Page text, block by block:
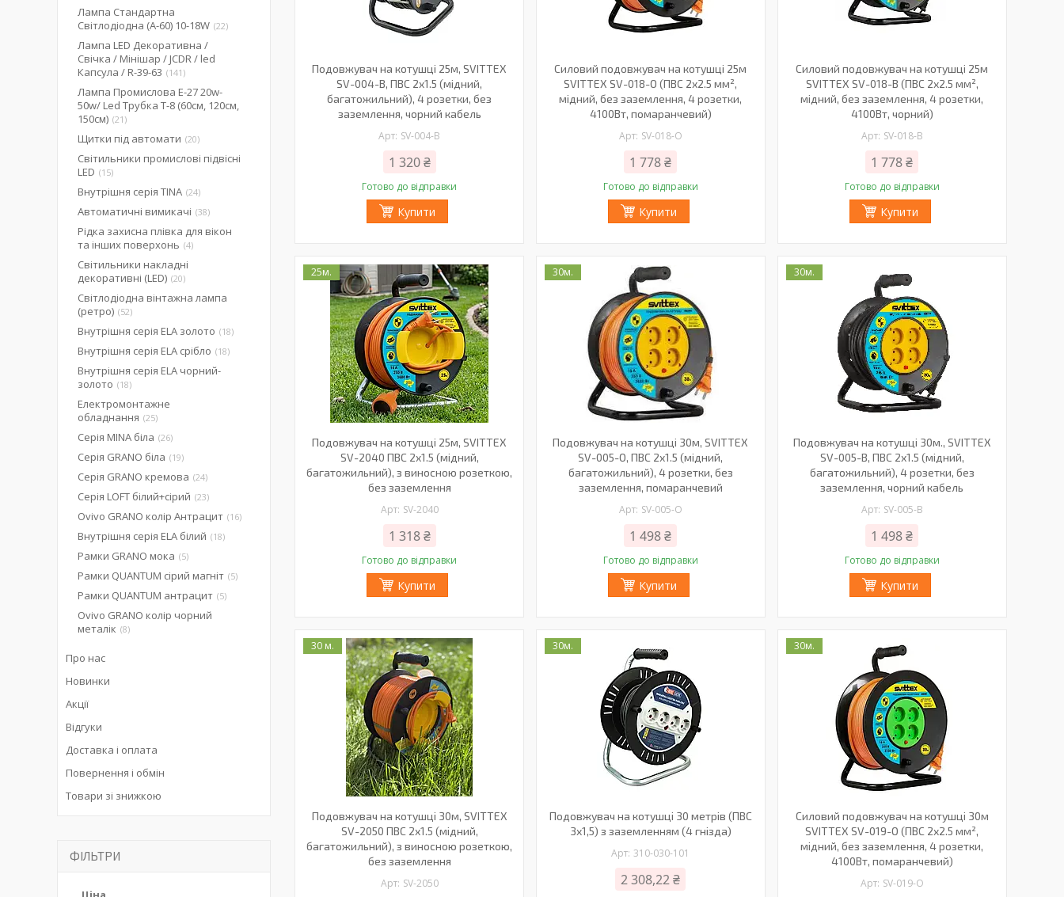
Подовжувач на котушці 25м, SVITTEX
SV-004-B, ПВС 2х1.5 (мідний,
багатожильний), 4 розетки, без
заземлення, чорний кабель
SV-004-В
1 320 ₴
Готово до відправки
Купити
Силовий подовжувач на котушці 25м
SVITTEX SV-018-О (ПВС 2х2.5 мм²,
мідний, без заземлення, 4 розетки,
4100Вт, помаранчевий)
SV-018-О
1 778 ₴
Готово до відправки
Купити
Силовий подовжувач на котушці 25м
SVITTEX SV-018-B (ПВС 2х2.5 мм²,
мідний, без заземлення, 4 розетки,
4100Вт, чорний)
SV-018-B
1 778 ₴
Готово до відправки
Купити
25м.
Подовжувач на котушці 25м, SVITTEX
SV-2040 ПВС 2х1.5 (мідний,
багатожильний), з виносною розеткою,
без заземлення
SV-2040
1 318 ₴
Готово до відправки
Купити
30м.
Подовжувач на котушці 30м, SVITTEX
SV-005-О, ПВС 2х1.5 (мідний,
багатожильний), 4 розетки, без
заземлення, помаранчевий
SV-005-O
1 498 ₴
Готово до відправки
Купити
30м.
Подовжувач на котушці 30м., SVITTEX
SV-005-B, ПВС 2х1.5 (мідний,
багатожильний), 4 розетки, без
заземлення, чорний кабель
SV-005-В
1 498 ₴
Готово до відправки
Купити
30 м.
Подовжувач на котушці 30м, SVITTEX
SV-2050 ПВС 2х1.5 (мідний,
багатожильний), з виносною розеткою,
без заземлення
SV-2050
30м.
Подовжувач на котушці 30 метрів (ПВС
3х1,5) з заземленням (4 гнізда)
310-030-101
2 308,22 ₴
30м.
Силовий подовжувач на котушці 30м
SVITTEX SV-019-О (ПВС 2х2.5 мм²,
мідний, без заземлення, 4 розетки,
4100Вт, помаранчевий)
SV-019-О
Лампа Стандартна
Світлодіодна (А-60) 10-18W 22
Лампа LED Декоративна /
Свічка / Мінішар / JCDR / led
Капсула / R-39-63
141
Лампа Промислова Е-27 20w-
50w/ Led Трубка Т-8 (60см, 120см,
150см) 21
Щитки під автомати 20
Світильники промислові підвісні
LED
15
Внутрішня серія TINA 24
Автоматичні вимикачі 38
Рідка захисна плівка для вікон
та інших поверхонь 4
Світильники накладні
декоративні (LED) 20
Світлодіодна вінтажна лампа
(ретро) 52
Внутрішня серія ELA золото 18
Внутрішня серія ELA срібло 18
Внутрішня серія ELA чорний-
золото
18
Електромонтажне
обладнання 25
Серія MINA біла 26
Серія GRANO біла 19
Серія GRANO кремова 24
Серія LOFT білий+сірий 23
Ovivo GRANO колір Антрацит 16
Внутрішня серія ELA білий 18
Рамки GRANO мока 5
Рамки QUANTUM сірий магніт 5
Рамки QUANTUM антрацит 5
Ovivo GRANO колір чорний
металік 8
Про нас
Новинки
Акції
Відгуки
Доставка і оплата
Повернення і обмін
Товари зі знижкою
ФІЛЬТРИ